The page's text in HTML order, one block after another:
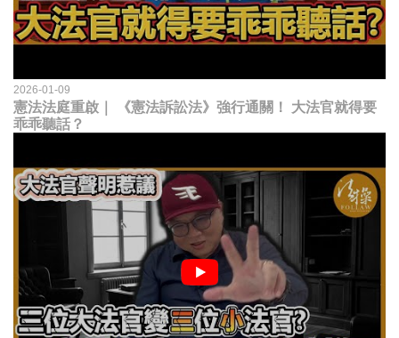
2026-01-09
憲法法庭重啟｜ 《憲法訴訟法》強行通關！ 大法官就得要
乖乖聽話？